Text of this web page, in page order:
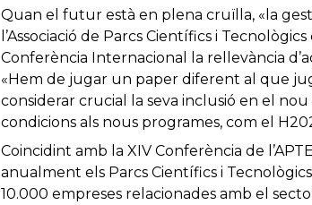
Quan el futur està en plena cruïlla, «la
l’Associació de Parcs Científics i
Conferència Internacional la rellevància
«Hem de jugar un paper diferent al que
considerar crucial la seva inclusió en el
condicions als nous programes, com el
Coincidint amb la XIV Conferència de
anualment els Parcs Científics i
10.000 empreses relacionades amb el